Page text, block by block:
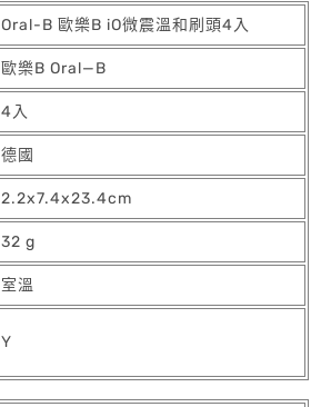
Oral-B 歐樂B iO微震溫和刷頭4入
歐樂B Oral—B
4入
德國
2.2x7.4x23.4cm
32 g
室溫
Y